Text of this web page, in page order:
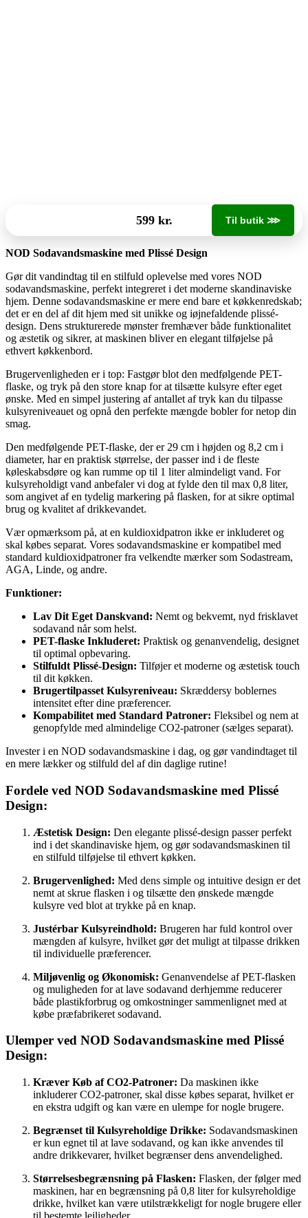
599 kr. Til butik ⋙
NOD Sodavandsmaskine med Plissé Design
Gør dit vandindtag til en stilfuld oplevelse med vores NOD
sodavandsmaskine, perfekt integreret i det moderne skandinaviske
hjem. Denne sodavandsmaskine er mere end bare et køkkenredskab;
det er en del af dit hjem med sit unikke og iøjnefaldende plissé-
design. Dens strukturerede mønster fremhæver både funktionalitet
og æstetik og sikrer, at maskinen bliver en elegant tilføjelse på
ethvert køkkenbord.
Brugervenligheden er i top: Fastgør blot den medfølgende PET-
flaske, og tryk på den store knap for at tilsætte kulsyre efter eget
ønske. Med en simpel justering af antallet af tryk kan du tilpasse
kulsyreniveauet og opnå den perfekte mængde bobler for netop din
smag.
Den medfølgende PET-flaske, der er 29 cm i højden og 8,2 cm i
diameter, har en praktisk størrelse, der passer ind i de fleste
køleskabsdøre og kan rumme op til 1 liter almindeligt vand. For
kulsyreholdigt vand anbefaler vi dog at fylde den til max 0,8 liter,
som angivet af en tydelig markering på flasken, for at sikre optimal
brug og kvalitet af drikkevandet.
Vær opmærksom på, at en kuldioxidpatron ikke er inkluderet og
skal købes separat. Vores sodavandsmaskine er kompatibel med
standard kuldioxidpatroner fra velkendte mærker som Sodastream,
AGA, Linde, og andre.
Funktioner:
Lav Dit Eget Danskvand: Nemt og bekvemt, nyd frisklavet
sodavand når som helst.
PET-flaske Inkluderet: Praktisk og genanvendelig, designet
til optimal opbevaring.
Stilfuldt Plissé-Design: Tilføjer et moderne og æstetisk touch
til dit køkken.
Brugertilpasset Kulsyreniveau: Skræddersy boblernes
intensitet efter dine præferencer.
Kompabilitet med Standard Patroner: Fleksibel og nem at
genopfylde med almindelige CO2-patroner (sælges separat).
Invester i en NOD sodavandsmaskine i dag, og gør vandindtaget til
en mere lækker og stilfuld del af din daglige rutine!
Fordele ved NOD Sodavandsmaskine med Plissé
Design:
Æstetisk Design: Den elegante plissé-design passer perfekt
ind i det skandinaviske hjem, og gør sodavandsmaskinen til
en stilfuld tilføjelse til ethvert køkken.
Brugervenlighed: Med dens simple og intuitive design er det
nemt at skrue flasken i og tilsætte den ønskede mængde
kulsyre ved blot at trykke på en knap.
Justérbar Kulsyreindhold: Brugeren har fuld kontrol over
mængden af kulsyre, hvilket gør det muligt at tilpasse drikken
til individuelle præferencer.
Miljøvenlig og Økonomisk: Genanvendelse af PET-flasken
og muligheden for at lave sodavand derhjemme reducerer
både plastikforbrug og omkostninger sammenlignet med at
købe præfabrikeret sodavand.
Ulemper ved NOD Sodavandsmaskine med Plissé
Design:
Kræver Køb af CO2-Patroner: Da maskinen ikke
inkluderer CO2-patroner, skal disse købes separat, hvilket er
en ekstra udgift og kan være en ulempe for nogle brugere.
Begrænset til Kulsyreholdige Drikke: Sodavandsmaskinen
er kun egnet til at lave sodavand, og kan ikke anvendes til
andre drikkevarer, hvilket begrænser dens anvendelighed.
Størrelsesbegrænsning på Flasken: Flasken, der følger med
maskinen, har en begrænsning på 0,8 liter for kulsyreholdige
drikke, hvilket kan være utilstrækkeligt for nogle brugere eller
til bestemte lejligheder.